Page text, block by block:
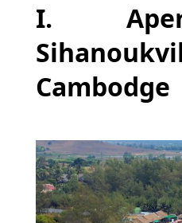
I.
Cambodge